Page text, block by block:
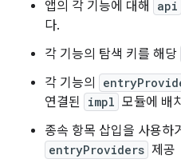
앱의 각 기능에 대해
api
다.
각 기능의 탐색 키를 해당
각 기능의
연결된 impl 모듈에 배
종속 항목 삽입을 사용하
entryProviders 제공